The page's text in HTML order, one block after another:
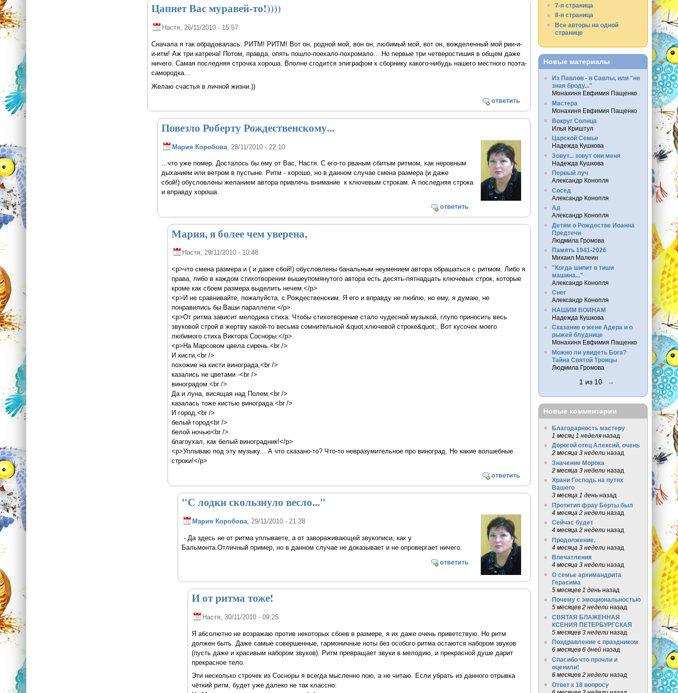
Цапнет Вас муравей-то!))))
Настя, 26/11/2010 - 15:57
Сначала я так обрадовалась: РИТМ! РИТМ! Вот он, родной мой, вон он, любимый мой, вот он, вожделенный мой рии-и-
и-итм! Аж три катрена! Потом, правда, опять пошло-поехало-похромало... Но первые три четверостишия в общем даже
ничего. Самая последняя строчка хороша. Вполне сгодится эпиграфом к сборнику какого-нибудь нашего местного поэта-
самородка...
Желаю счастья в личной жизни.))
ответить
Повезло Роберту Рождественскому...
Мария Коробова, 28/11/2010 - 22:10
...что уже помер. Досталось бы ему от Вас, Настя. С его-то рваным сбитым ритмом, как неровным
дыханием или ветром в пустыне. Ритм - хорошо, но в данном случае смена размера (и даже
сбой!) обусловлены желанием автора привлечь внимание к ключевым строкам. А последняя строка
и вправду хороша.
ответить
Мария, я более чем уверена,
Настя, 29/11/2010 - 10:48
<p>что смена размера и ( и даже сбой!) обусловлены банальным неумением автора обрашаться с ритмом. Либо я
права, либо в каждом стихотворении вышеупомянутого автора есть десять-пятнадцать ключевых строк, которые
кроме как сбоем размера выделить нечем.</p>
<p>И не сравнивайте, пожалуйста, с Рождественским. Я его и вправду не люблю, но ему, я думаю, не
понравились бы Ваши параллели.</p>
<p>От ритма зависит мелодика стиха. Чтобы стихотворение стало чудесной музыкой, глупо приносить весь
звуковой строй в жертву какой-то весьма сомнительной &quot;ключевой строке&quot;. Вот кусочек моего
любимого стиха Виктора Сосноры:</p>
<p>На Марсовом цвела сирень.<br />
И кисти,<br />
похожие на кисти винограда,<br />
казались не цветами -<br />
виноградом.<br />
Да и луна, висящая над Полем,<br />
казалась тоже кистью винограда.<br />
И город,<br />
белый город<br />
белой ночью<br />
благоухал, как белый виноградник!</p>
<p>Уплываю под эту музыку... А что сказано-то? Что-то невразумительное про виноград. Но какие волшебные
строки!</p>
ответить
"С лодки скользнуло весло..."
Мария Коробова, 29/11/2010 - 21:28
- Да здесь не от ритма уплываете, а от завораживающей звукописи, как у
Бальмонта.Отличный пример, но в данном случае не доказывает и не опровергает ничего.
ответить
И от ритма тоже!
Настя , 30/11/2010 - 09:25
Я абсолютно не возражаю против некоторых сбоев в размере, я их даже очень приветствую. Но ритм
должен быть. Даже самые совершенные, гармоничные ноты без особого ритма остаются набором звуков
(пусть даже и красивым набором звуков). Ритм превращает звуки в мелодию, и прекрасной душе дарит
прекрасное тело.
Эти несколько строчек из Сосноры я всегда мысленно пою, а не читаю. Если убрать из данного отрывка
чёткий ритм, будет уже далеко не так классно:
7-я страница
8-я страница
Все авторы на одной
странице
Новые материалы
Из Павлов - в Савлы, или "не
зная броду..."
Монахиня Евфимия Пащенко
Мастера
Монахиня Евфимия Пащенко
Вокруг Солнца
Илья Криштул
Царской Семье
Надежда Кушкова
Зовут... зовут они меня
Надежда Кушкова
Первый луч
Александр Конопля
Сосед
Александр Конопля
Ад
Александр Конопля
Детям о Рождестве Иоанна
Предтечи
Людмила Громова
Память 1941-2026
Михаил Малеин
"Когда шипит в тиши
машина..."
Александр Конопля
Снег
Александр Конопля
НАШИМ ВОИНАМ
Надежда Кушкова
Сказание о жене Адера и о
рыжей блуднице
Монахиня Евфимия Пащенко
Можно ли увидеть Бога?
Тайна Святой Троицы
Людмила Громова
1 из 10 →
Новые комментарии
Благодарность мастеру
1 месяц 1 неделяназад
Дорогой отец Алексий, очень
2 месяца 3 неделиназад
Значение Морока
2 месяца 3 неделиназад
Храни Господь на путях
Вашего
3 месяца 1 деньназад
Протитип фрау Берты был
4 месяца 2 неделиназад
Сейчас будет
4 месяца 2 неделиназад
Продолжение.
4 месяца 3 неделиназад
Впечатления
4 месяца 3 неделиназад
О семье архимандрита
Герасима
5 месяцев 1 деньназад
Почему с эмоциональностью
5 месяцев 2 неделиназад
СВЯТАЯ БЛАЖЕННАЯ
КСЕНИЯ ПЕТЕРБУРГСКАЯ
5 месяцев 3 неделиназад
Поздравление с праздником
6 месяцев 6 днейназад
Спасибо что прочли и
оценили!
6 месяцев 2 неделиназад
Ответ к 18 вопросу